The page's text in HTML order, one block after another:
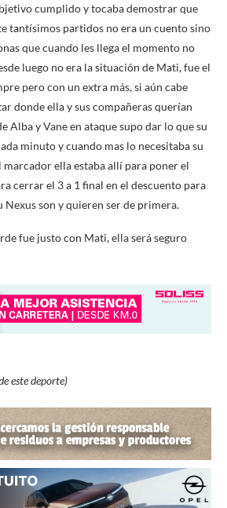
cumplido y tocaba demostrar que
tantísimos partidos no era un cuento sino
que cuando les llega el momento no
luego no era la situación de Mati, fue el
pero con un extra más, si aún cabe
donde ella y sus compañeras querían
Alba y Vane en ataque supo dar lo que su
minuto y cuando mas lo necesitaba su
marcador ella estaba allí para poner el
cerrar el 3 a 1 final en el descuento para
Nexus son y quieren ser de primera.
fue justo con Mati, ella será seguro
este deporte)